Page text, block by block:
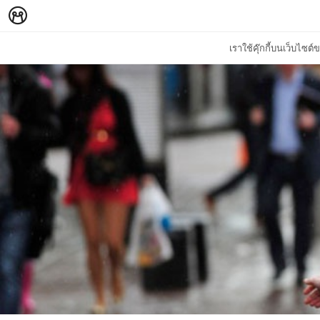
เราใช้คุ๊กกี้บนเว็บไซต์